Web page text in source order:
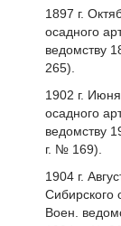
1897 г.
осадного
ведомству
265).
1902 г.
осадного
ведомству
г. № 169).
1904 г.
Сибирского
Воен.